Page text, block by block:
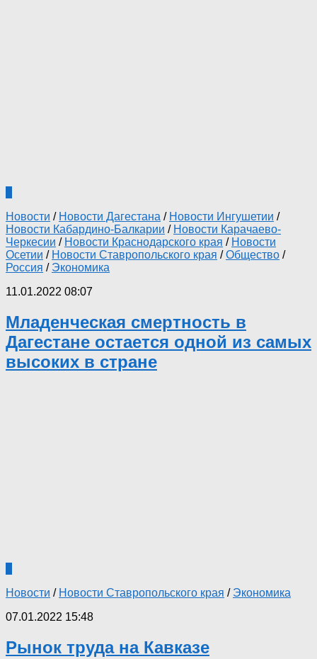
Новости / Новости Дагестана / Новости Ингушетии /
Новости Кабардино-Балкарии / Новости Карачаево-
Черкесии / Новости Краснодарского края / Новости
Осетии / Новости Ставропольского края /Общество /
Россия / Экономика
11.01.2022 08:07
Младенческая смертность в
Дагестане остается одной из самых
высоких в стране
Новости / Новости Ставропольского края / Экономика
07.01.2022 15:48
Рынок труда на Кавказе